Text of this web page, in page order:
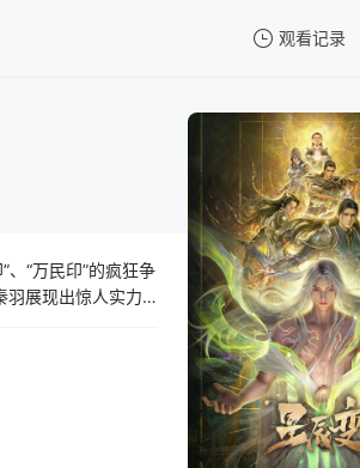
观看记录
暂无观看影片的记录
“万民印”的疯狂争
羽展现出惊人实力
但旧日恩怨未